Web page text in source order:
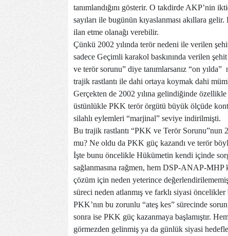
tanımlandığını gösterir. O takdirde AKP’nin
sayıları ile bugünün kıyaslanması akıllara
ilan etme olanağı verebilir.
Çünkü 2002 yılında terör nedeni ile verilen
sadece Geçimli karakol baskınında verilen
ve terör sorunu” diye tanımlarsanız “on
trajik rastlantı ile dahi ortaya koymak dahi
Gerçekten de 2002 yılına gelindiğinde özellikle
üstünlükle PKK terör örgütü büyük ölçüde
silahlı eylemleri “marjinal” seviye indirilmişti.
Bu trajik rastlantı “PKK ve Terör Sorunu”nun
mu? Ne oldu da PKK güç kazandı ve terör
İşte bunu öncelikle Hükümetin kendi içinde
sağlanmasına rağmen, hem DSP-ANAP-MHP
çözüm için neden yeterince
süreci neden atlanmış ve farklı siyasi
PKK’nın bu zorunlu “ateş kes” sürecinde
sonra ise PKK güç kazanmaya başlamıştır.
görmezden gelinmiş ya da günlük siyasi